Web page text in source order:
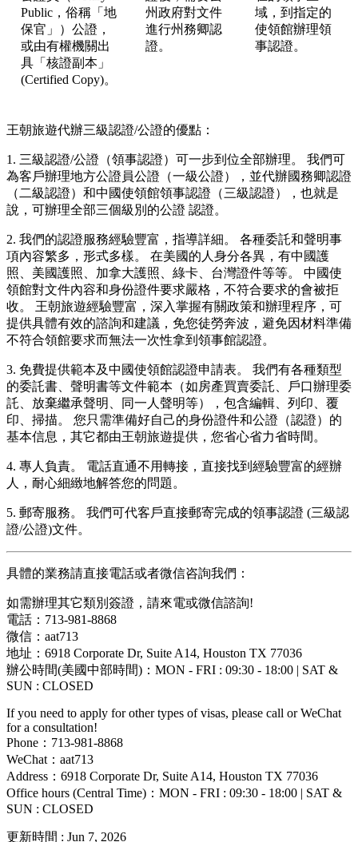
Public，俗稱「地
保官」）公證，
或由有權機關出
具「核證副本」
(Certified Copy)。
州政府對文件
進行州務卿認
證。
域，到指定的
使領館辦理領
事認證。
王朝旅遊代辦三級認證/公證的優點：
1. 三級認證/公證（領事認證）可一步到位全部辦理。 我們可
為客戶辦理地方公證員公證（一級公證），並代辦國務卿認證
（二級認證）和中國使領館領事認證（三級認證），也就是
說，可辦理全部三個級別的公證 認證。
2. 我們的認證服務經驗豐富，指導詳細。 各種委託和聲明事
項內容繁多，形式多樣。 在美國的人身分各異，有中國護
照、美國護照、加拿大護照、綠卡、台灣證件等等。 中國使
領館對文件內容和身份證件要求嚴格，不符合要求的會被拒
收。 王朝旅遊經驗豐富，深入掌握有關政策和辦理程序，可
提供具體有效的諮詢和建議，免您徒勞奔波，避免因材料準備
不符合領館要求而無法一次性拿到領事館認證。
3. 免費提供範本及中國使領館認證申請表。 我們有各種類型
的委託書、聲明書等文件範本（如房產買賣委託、戶口辦理委
託、放棄繼承聲明、同一人聲明等），包含編輯、列印、覆
印、掃描。 您只需準備好自己的身份證件和公證（認證）的
基本信息，其它都由王朝旅遊提供，您省心省力省時間。
4. 專人負責。 電話直通不用轉接，直接找到經驗豐富的經辦
人，耐心細緻地解答您的問題。
5. 郵寄服務。 我們可代客戶直接郵寄完成的領事認證 (三級認
證/公證)文件。
具體的業務請直接電話或者微信咨詢我們：
如需辦理其它類別簽證，請來電或微信諮詢!
電話：713-981-8868
微信：aat713
地址：6918 Corporate Dr, Suite A14, Houston TX 77036
辦公時間(美國中部時間)：MON - FRI : 09:30 - 18:00 | SAT &
SUN : CLOSED
If you need to apply for other types of visas, please call or WeChat
for a consultation!
Phone：713-981-8868
WeChat：aat713
Address：6918 Corporate Dr, Suite A14, Houston TX 77036
Office hours (Central Time)：MON - FRI : 09:30 - 18:00 | SAT &
SUN : CLOSED
更新時間 : Jun 7, 2026